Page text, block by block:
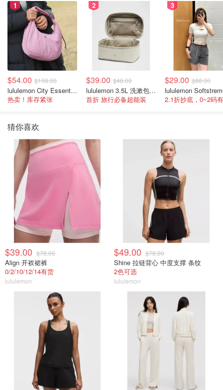
1
$54.00 $108.00
lululemon City Essentials 肩背包 4L
热卖！库存紧张
2
$39.00 $48.00
lululemon 3.5L 洗漱包/盒子包
首折 旅行必备超能装
3
$29.00 $88.00
2.1折抄底，0~2码
猜你喜欢
$39.00 $78.00
Align 开衩裙裤
0/2/10/12/14有货
lululemon
$49.00 $78.00
Shine 拉链背心 中度支撑 条纹
2色可选
lululemon